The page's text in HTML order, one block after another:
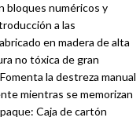
bloques numéricos y
a las
en madera de alta
no tóxica de gran
la destreza manual
mientras se memorizan
Caja de cartón